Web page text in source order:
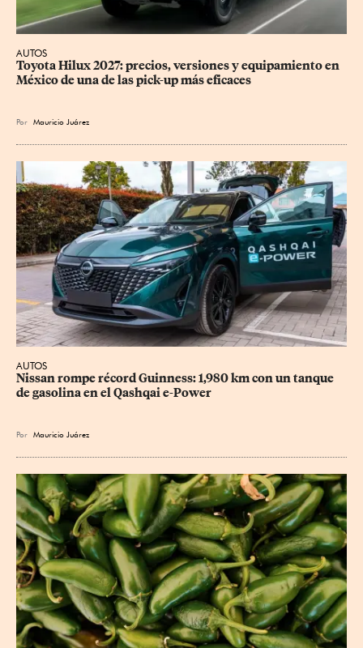
AUTOS
Toyota Hilux 2027: precios, versiones y equipamiento en
México de una de las pick-up más eficaces
Por Mauricio Juárez
AUTOS
Nissan rompe récord Guinness: 1,980 km con un tanque
de gasolina en el Qashqai e-Power
Por Mauricio Juárez